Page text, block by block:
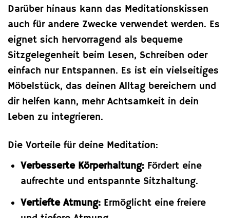
Darüber hinaus kann das Meditationskissen
auch für andere Zwecke verwendet werden. Es
eignet sich hervorragend als bequeme
Sitzgelegenheit beim Lesen, Schreiben oder
einfach nur Entspannen. Es ist ein vielseitiges
Möbelstück, das deinen Alltag bereichern und
dir helfen kann, mehr Achtsamkeit in dein
Leben zu integrieren.
Die Vorteile für deine Meditation:
Verbesserte Körperhaltung:Fördert eine
aufrechte und entspannte Sitzhaltung.
Vertiefte Atmung:Ermöglicht eine freiere